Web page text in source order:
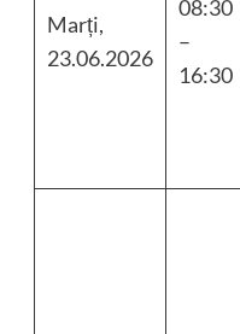
Marți,
23.06.2026
08:30
–
16:30